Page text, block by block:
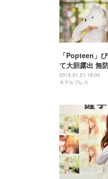
「Popteen」
て大胆露出 無
2015.01.21 18:00
モデルプレス